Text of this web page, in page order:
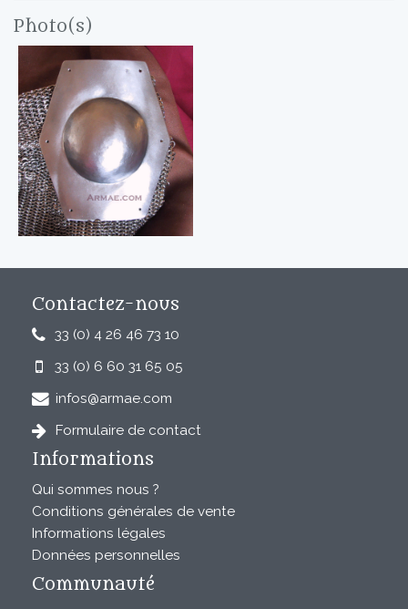
Photo(s)
Contactez-nous
33 (0) 4 26 46 73 10
33 (0) 6 60 31 65 05
infos@armae.com
Formulaire de contact
Informations
Qui sommes nous ?
Conditions générales de vente
Informations légales
Données personnelles
Communauté